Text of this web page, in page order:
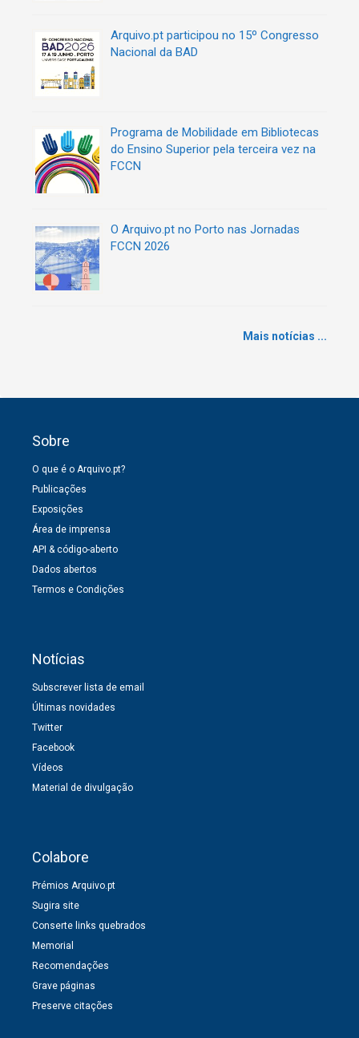
Arquivo.pt participou no 15º Congresso
Nacional da BAD
Programa de Mobilidade em Bibliotecas
do Ensino Superior pela terceira vez na
FCCN
O Arquivo.pt no Porto nas Jornadas
FCCN 2026
Mais notícias ...
Sobre
O que é o Arquivo.pt?
Publicações
Exposições
Área de imprensa
API & código-aberto
Dados abertos
Termos e Condições
Notícias
Subscrever lista de email
Últimas novidades
Twitter
Facebook
Vídeos
Material de divulgação
Colabore
Prémios Arquivo.pt
Sugira site
Conserte links quebrados
Memorial
Recomendações
Grave páginas
Preserve citações